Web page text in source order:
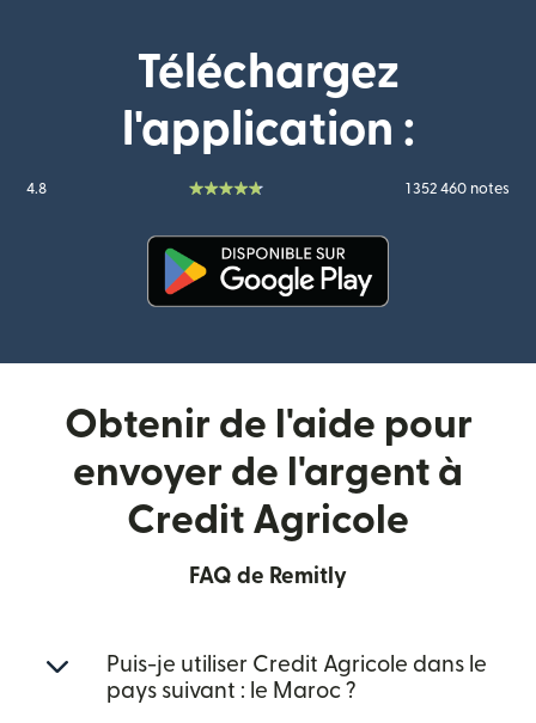
Téléchargez
l'application :
4.8 1 352 460 notes
Obtenir de l'aide pour
envoyer de l'argent à
Credit Agricole
FAQ de Remitly
Puis-je utiliser Credit Agricole dans le
pays suivant : le Maroc ?